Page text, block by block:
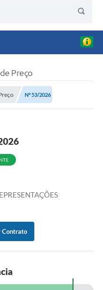
Preço
Nº 53/2026
Contrato